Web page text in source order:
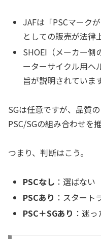
JAFは「PSCマーク
としての販売が法律
SHOEI（メーカー側
ーターサイクル用ヘ
旨が説明されています
SGは任意ですが、品質
PSC/SGの組み合わせを
つまり、判断はこう。
PSCなし ：選ばない
PSCあり ：スタート
PSC＋SGあり ：迷